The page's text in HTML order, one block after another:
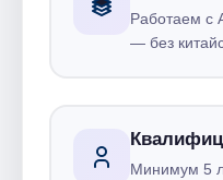
Работаем с
— без
Минимум 5